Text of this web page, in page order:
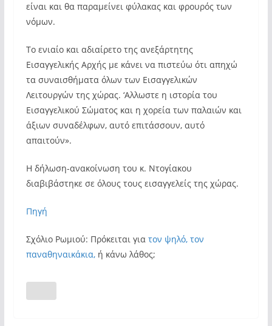
είναι και θα παραμείνει φύλακας και φρουρός των
νόμων.
Το ενιαίο και αδιαίρετο της ανεξάρτητης
Εισαγγελικής Αρχής με κάνει να πιστεύω ότι απηχώ
τα συναισθήματα όλων των Εισαγγελικών
Λειτουργών της χώρας. ‘Αλλωστε η ιστορία του
Εισαγγελικού Σώματος και η χορεία των παλαιών και
άξιων συναδέλφων, αυτό επιτάσσουν, αυτό
απαιτούν».
Η δήλωση-ανακοίνωση του κ. Ντογίακου
διαβιβάστηκε σε όλους τους εισαγγελείς της χώρας.
Πηγή
Σχόλιο Ρωμιού: Πρόκειται γιατον ψηλό, τον
παναθηναικάκια,ή κάνω λάθος;